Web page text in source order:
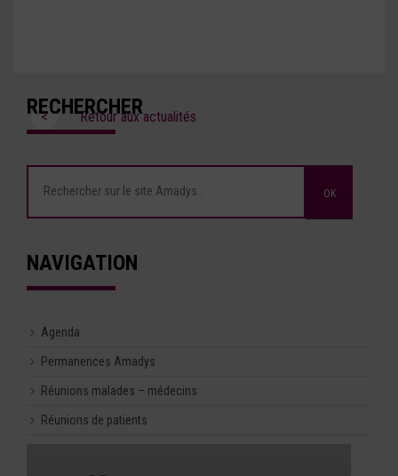
< Retour aux actualités
RECHERCHER
NAVIGATION
Agenda
Permanences Amadys
Réunions malades – médecins
Réunions de patients